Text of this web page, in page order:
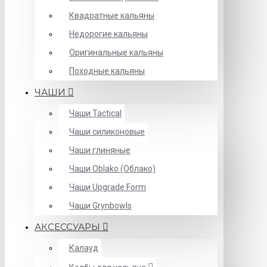
Квадратные кальяны
Недорогие кальяны
Оригинальные кальяны
Походные кальяны
ЧАШИ
Чаши Tactical
Чаши силиконовые
Чаши глиняные
Чаши Oblako (Облако)
Чаши Upgrade Form
Чаши Grynbowls
АКСЕССУАРЫ
Калауд